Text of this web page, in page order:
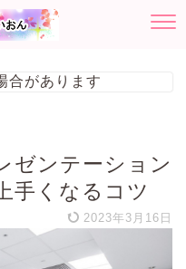
合があります
ゼンテーション
手くなるコツ
2023年3月16日